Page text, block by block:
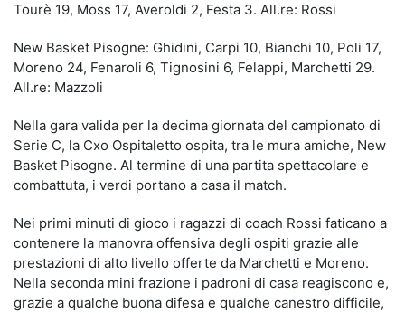
Tourè 19, Moss 17, Averoldi 2, Festa 3. All.re: Rossi
New Basket Pisogne: Ghidini, Carpi 10, Bianchi 10, Poli 17,
Moreno 24, Fenaroli 6, Tignosini 6, Felappi, Marchetti 29.
All.re: Mazzoli
Nella gara valida per la decima giornata del campionato di
Serie C, la Cxo Ospitaletto ospita, tra le mura amiche, New
Basket Pisogne. Al termine di una partita spettacolare e
combattuta, i verdi portano a casa il match.
Nei primi minuti di gioco i ragazzi di coach Rossi faticano a
contenere la manovra offensiva degli ospiti grazie alle
prestazioni di alto livello offerte da Marchetti e Moreno.
Nella seconda mini frazione i padroni di casa reagiscono e,
grazie a qualche buona difesa e qualche canestro difficile,